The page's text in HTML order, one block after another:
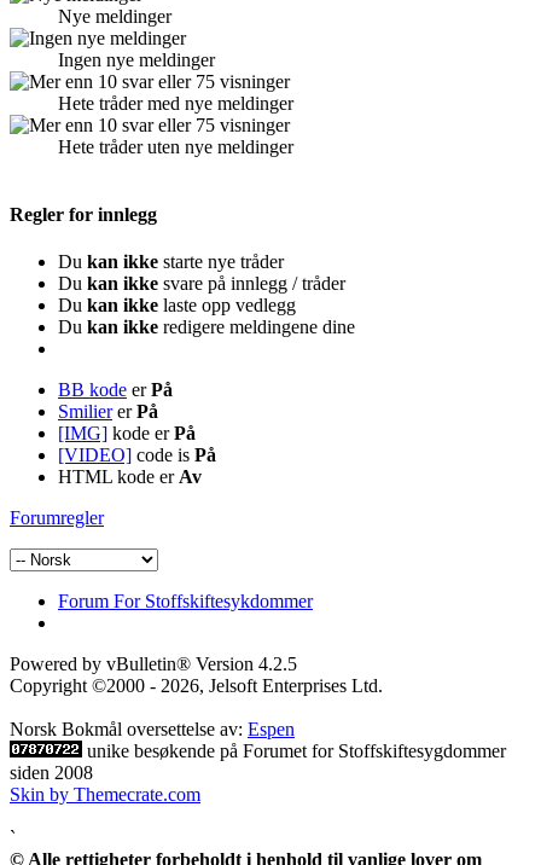
Nye meldinger
Ingen nye meldinger
Hete tråder med nye meldinger
Hete tråder uten nye meldinger
Regler for innlegg
Du kan ikke starte nye tråder
Du kan ikke svare på innlegg / tråder
Du kan ikke laste opp vedlegg
Du kan ikke redigere meldingene dine
BB kode erPå
SmiliererPå
[IMG] kode erPå
[VIDEO] code is På
HTML kode er Av
Forumregler
Forum For Stoffskiftesykdommer
Powered by vBulletin® Version 4.2.5
Copyright ©2000 - 2026, Jelsoft Enterprises Ltd.
Norsk Bokmål oversettelse av: Espen
unike besøkende på Forumet for Stoffskiftesygdommer
siden 2008
Skin by Themecrate.com
`
© Alle rettigheter forbeholdt i henhold til vanlige lover om